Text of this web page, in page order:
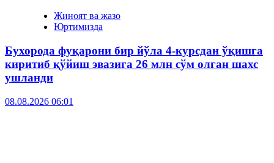
Жиноят ва жазо
Юртимизда
Бухорода фуқарони бир йўла 4-курсдан ўқишга
киритиб қўйиш эвазига 26 млн сўм олган шахс
ушланди
08.08.2026 06:01